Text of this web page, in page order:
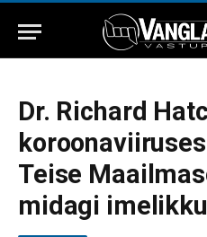
Dr. Richard
Teise
midagi imelikku